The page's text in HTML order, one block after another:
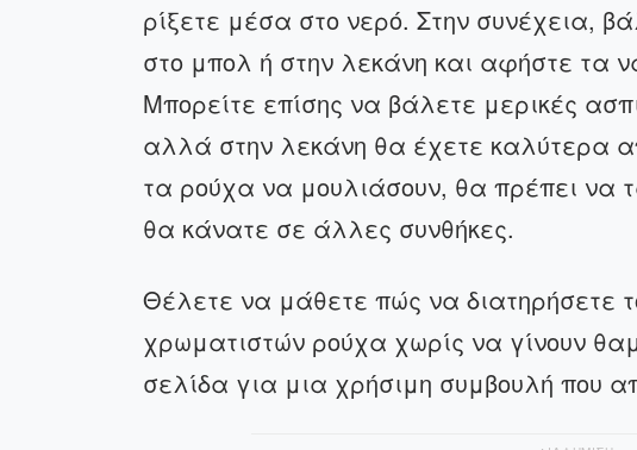
ρίξετε μέσα στο νερό. Στην συνέχεια,
στο μπολ ή στην λεκάνη και αφήστε τα
Μπορείτε επίσης να βάλετε μερικές
αλλά στην λεκάνη θα έχετε καλύτερα
τα ρούχα να μουλιάσουν, θα πρέπει να
θα κάνατε σε άλλες συνθήκες.
Θέλετε να μάθετε πώς να διατηρήσετε
χρωματιστών ρούχα χωρίς να γίνουν
σελίδα για μια χρήσιμη συμβουλή που